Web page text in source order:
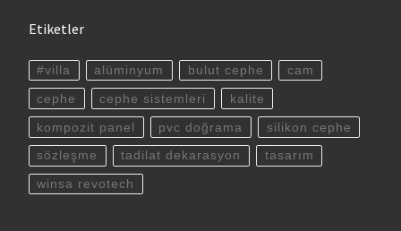
Etiketler
#villa alüminyum bulut cephe cam
cephe cephe sistemleri kalite
kompozit panel pvc doğrama silikon cephe
sözleşme tadilat dekarasyon tasarım
winsa revotech